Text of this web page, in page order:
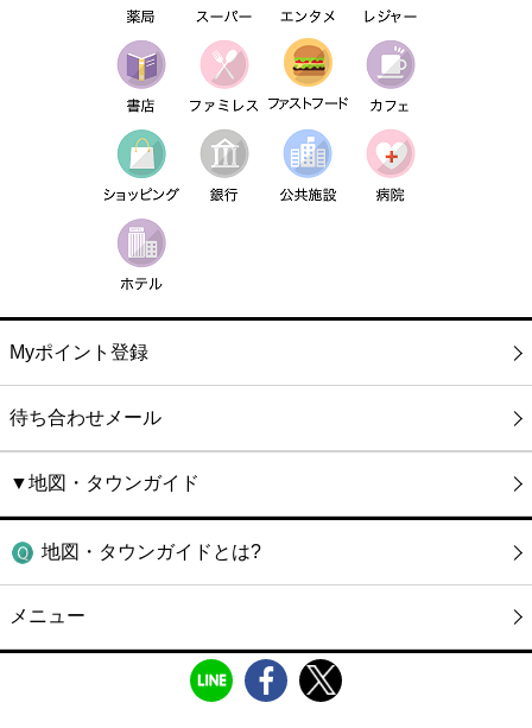
Myポイント登録
待ち合わせメール
▼地図・タウンガイド
地図・タウンガイドとは?
メニュー